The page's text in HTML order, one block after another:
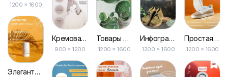
1200 × 1600
Элегантная Инфографика Косметики в Оранжевом для Marketing Marketplace
Кремовая Инфографика с Преимуществами для Маркетплейса
900 × 1200
Товары для Дома: Зеленая Инфографика с Фотографиями для Маркетплейса
1200 × 1600
Инфографика для Маркетплейса в Зеленом Цвете с Дополнительными Фотографиями
1200 × 1600
Простая и Ясная Инфографика для Маркетплейса: Фотофон в Ярких Цветах
1200 × 1600